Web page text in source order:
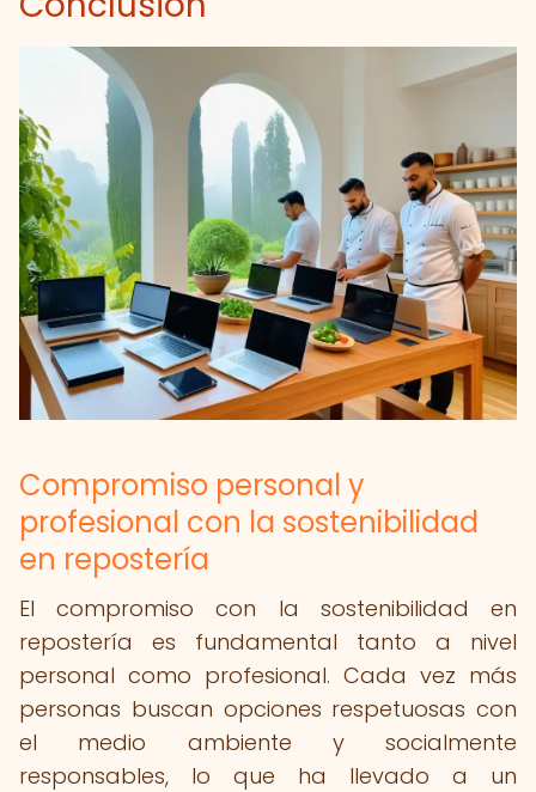
Compromiso personal y
profesional con la sostenibilidad
en repostería
El compromiso con la sostenibilidad en
repostería es fundamental tanto a nivel
personal como profesional. Cada vez más
personas buscan opciones respetuosas con
el medio ambiente y socialmente
responsables, lo que ha llevado a un